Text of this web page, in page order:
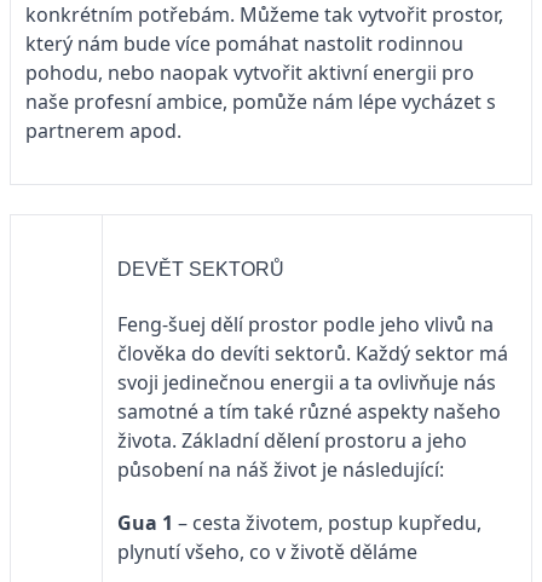
konkrétním potřebám. Můžeme tak vytvořit prostor,
který nám bude více pomáhat nastolit rodinnou
pohodu, nebo naopak vytvořit aktivní energii pro
naše profesní ambice, pomůže nám lépe vycházet s
partnerem apod.
DEVĚT SEKTORŮ
Feng-šuej dělí prostor podle jeho vlivů na
člověka do devíti sektorů. Každý sektor má
svoji jedinečnou energii a ta ovlivňuje nás
samotné a tím také různé aspekty našeho
života. Základní dělení prostoru a jeho
působení na náš život je následující:
Gua 1 – cesta životem, postup kupředu,
plynutí všeho, co v životě děláme